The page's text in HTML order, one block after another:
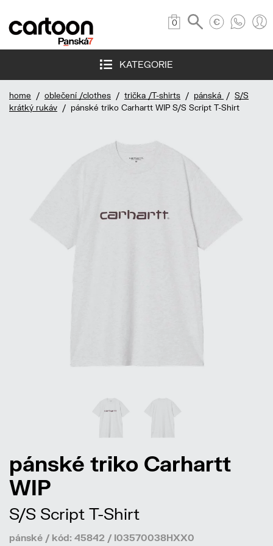
0
KATEGORIE
home / oblečení /clothes / trička /T-shirts / pánská / S/S
krátký rukáv / pánské triko Carhartt WIP S/S Script T-Shirt
pánské triko Carhartt
WIP
S/S Script T-Shirt
pánské / kód: 45842 / I03570038HXX0